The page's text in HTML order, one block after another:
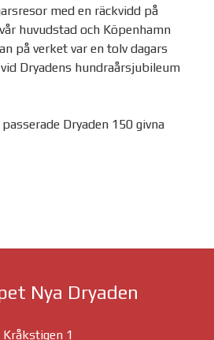
med en räckvidd på
huvudstad och Köpenhamn
på verket var en tolv dagars
Dryadens hundraårsjubileum
Dryaden 150 givna
Nya Dryaden
Kråkstigen 1